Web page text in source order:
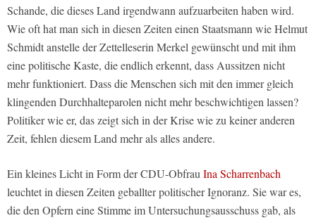
Schande, die dieses Land irgendwann aufzuarbeiten haben wird.
Wie oft hat man sich in diesen Zeiten einen Staatsmann wie Helmut
Schmidt anstelle der Zettelleserin Merkel gewünscht und mit ihm
eine politische Kaste, die endlich erkennt, dass Aussitzen nicht
mehr funktioniert. Dass die Menschen sich mit den immer gleich
klingenden Durchhalteparolen nicht mehr beschwichtigen lassen?
Politiker wie er, das zeigt sich in der Krise wie zu keiner anderen
Zeit, fehlen diesem Land mehr als alles andere.
Ein kleines Licht in Form der CDU-Obfrau Ina Scharrenbach
leuchtet in diesen Zeiten geballter politischer Ignoranz. Sie war es,
die den Opfern eine Stimme im Untersuchungsausschuss gab, als